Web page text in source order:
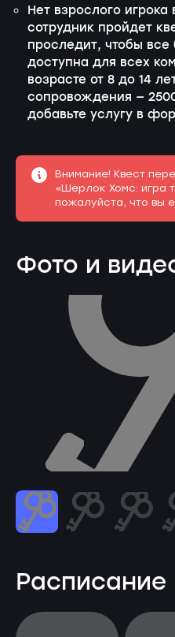
Нет взрослого
сотрудник пройдет
проследит, чтобы
доступна для всех
возрасте от 8 до 14
сопровождения —
добавьте услугу в
Внимание! Квест
«Шерлок Хомс: игра
пожалуйста, что вы
Фото и
Расписание